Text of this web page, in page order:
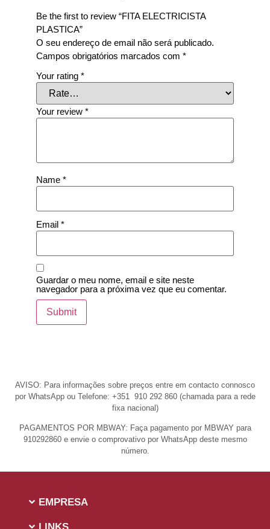
Be the first to review “FITA ELECTRICISTA
PLASTICA”
O seu endereço de email não será publicado.
Campos obrigatórios marcados com *
Your rating *
Your review *
Name *
Email *
Guardar o meu nome, email e site neste
navegador para a próxima vez que eu comentar.
AVISO: Para informações sobre preços entre em contacto connosco
por WhatsApp ou Telefone: +351 910 292 860 (chamada para a rede
fixa nacional)
PAGAMENTOS POR MBWAY: Faça pagamento por MBWAY para
910292860 e envie o comprovativo por WhatsApp deste mesmo
número.
EMPRESA
LINKS